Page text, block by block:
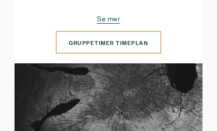
Se mer
GRUPPETIMER TIMEPLAN